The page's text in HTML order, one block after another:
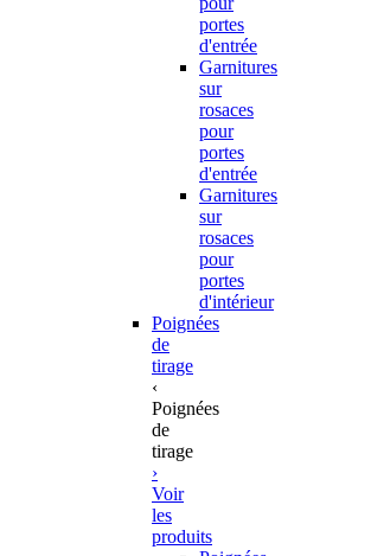
portes
d'entrée
Garnitures
sur
rosaces
pour
portes
d'entrée
Garnitures
sur
rosaces
pour
portes
d'intérieur
Poignées
de
tirage
‹
Poignées
de
tirage
›
Voir
les
produits